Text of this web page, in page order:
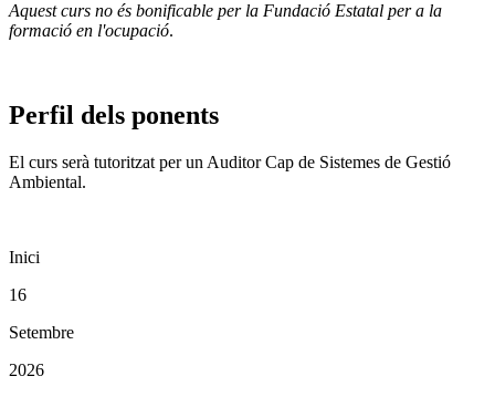
Aquest curs no és bonificable per la Fundació Estatal per a la
formació en l'ocupació.
Perfil dels ponents
El curs serà tutoritzat per un Auditor Cap de Sistemes de Gestió
Ambiental.
Inici
16
Setembre
2026